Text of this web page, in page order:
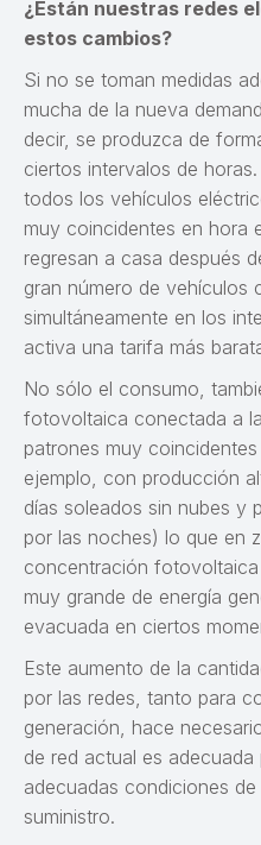
¿Están nuestras redes
estos cambios?
Si no se toman medidas
mucha de la nueva
decir, se produzca de
ciertos intervalos de
todos los vehículos
muy coincidentes en hora
regresan a casa después
gran número de vehículos
simultáneamente en los
activa una tarifa más
No sólo el consumo,
fotovoltaica conectada a
patrones muy
ejemplo, con producción
días soleados sin nubes y
por las noches) lo que en
concentración
muy grande de energía
evacuada en ciertos
Este aumento de la
por las redes, tanto para
generación, hace
de red actual es
adecuadas condiciones
suministro.